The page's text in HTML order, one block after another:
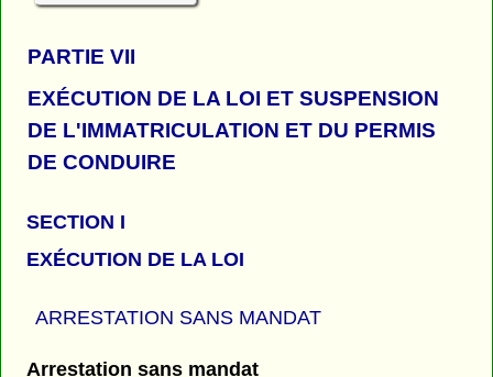
PARTIEVII
EXÉCUTION DE LA LOI ET SUSPENSION
DE L'IMMATRICULATION ET DU PERMIS
DE CONDUIRE
SECTION I
EXÉCUTION DE LA LOI
ARRESTATION SANS MANDAT
Arrestation sans mandat